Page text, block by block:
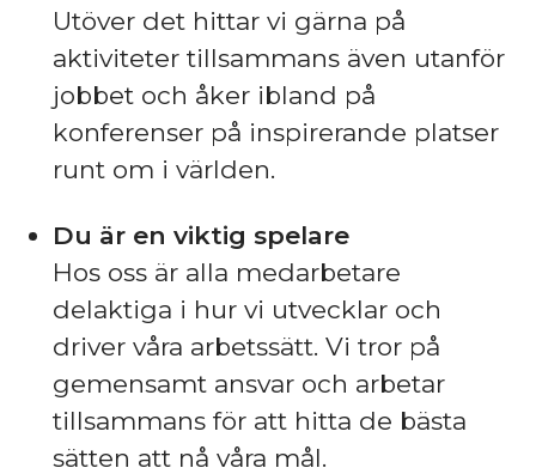
Utöver det hittar vi gärna på
aktiviteter tillsammans även utanför
jobbet och åker ibland på
konferenser på inspirerande platser
runt om i världen.
Du är en viktig spelare
Hos oss är alla medarbetare
delaktiga i hur vi utvecklar och
driver våra arbetssätt. Vi tror på
gemensamt ansvar och arbetar
tillsammans för att hitta de bästa
sätten att nå våra mål.